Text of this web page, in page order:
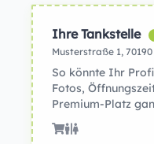
Ihre Tankstelle
Musterstraße 1,
So könnte Ihr
Fotos,
Premium-Platz